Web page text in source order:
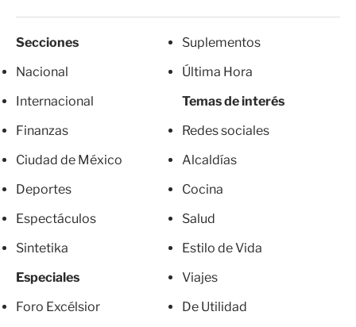
Secciones
Nacional
Internacional
Finanzas
Ciudad de México
Deportes
Espectáculos
Sintetika
Especiales
Foro Excélsior
Suplementos
Última Hora
Temas de interés
Redes sociales
Alcaldías
Cocina
Salud
Estilo de Vida
Viajes
De Utilidad